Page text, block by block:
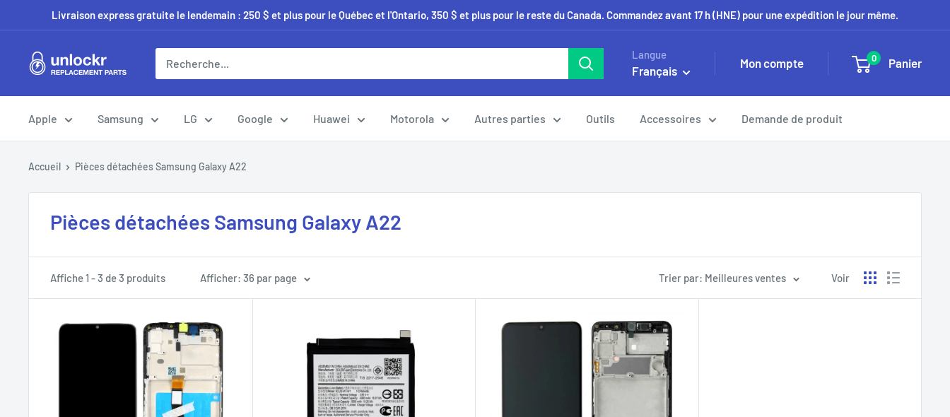
au
contenu
Livraison express gratuite le lendemain : 250 $ et plus pour le Québec et l'Ontario, 350 $ et plus pour le reste du Canada. Commandez avant 17 h (HNE) pour une expédition le jour même.
Unlockr
Parts
Langue
Français
Mon compte 0 Panier
Apple Samsung LG Google Huawei Motorola Autres parties Outils Accessoires Demande de produit
Accueil Pièces détachées Samsung Galaxy A22
Pièces détachées Samsung Galaxy A22
Affiche 1 - 3 de 3 produits Afficher: 36 par page Trier par: Meilleures ventes Voir